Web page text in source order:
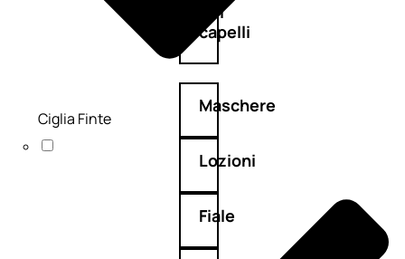
Olii
capelli
Maschere
Lozioni
Fiale
Ciglia Finte